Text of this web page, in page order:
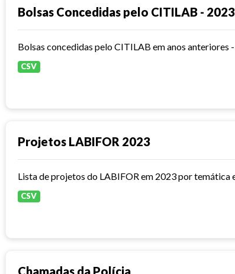
Bolsas Concedidas pelo CITILAB - 2023
Bolsas concedidas pelo CITILAB em anos anteriores
CSV
Projetos LABIFOR 2023
Lista de projetos do LABIFOR em 2023 por temática
CSV
Chamadas da Polícia